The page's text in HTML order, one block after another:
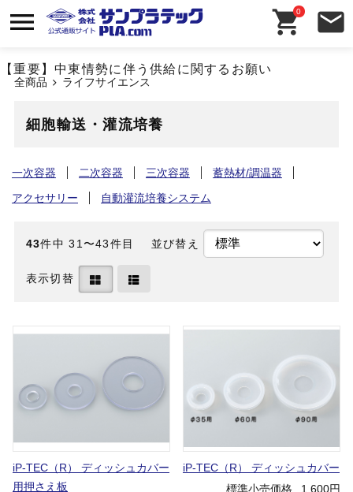
【重要】中東情勢に伴う供給に関するお願い
0
全商品 ライフサイエンス
細胞輸送・灌流培養
一次容器 二次容器 三次容器
蓄熱材/調温器
アクセサリー
自動灌流培養システム
43件中 31〜43件目 並び替え
表示切替
iP-TEC（R） ディッシュカバー
用押さえ板
iP-TEC（R） ディッシュカバー
標準小売価格
1,600円